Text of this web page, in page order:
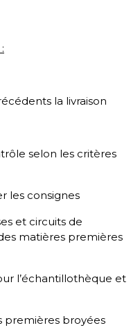
la livraison
selon les critères
les consignes
et circuits de
matières premières
l’échantillothèque et
premières broyées